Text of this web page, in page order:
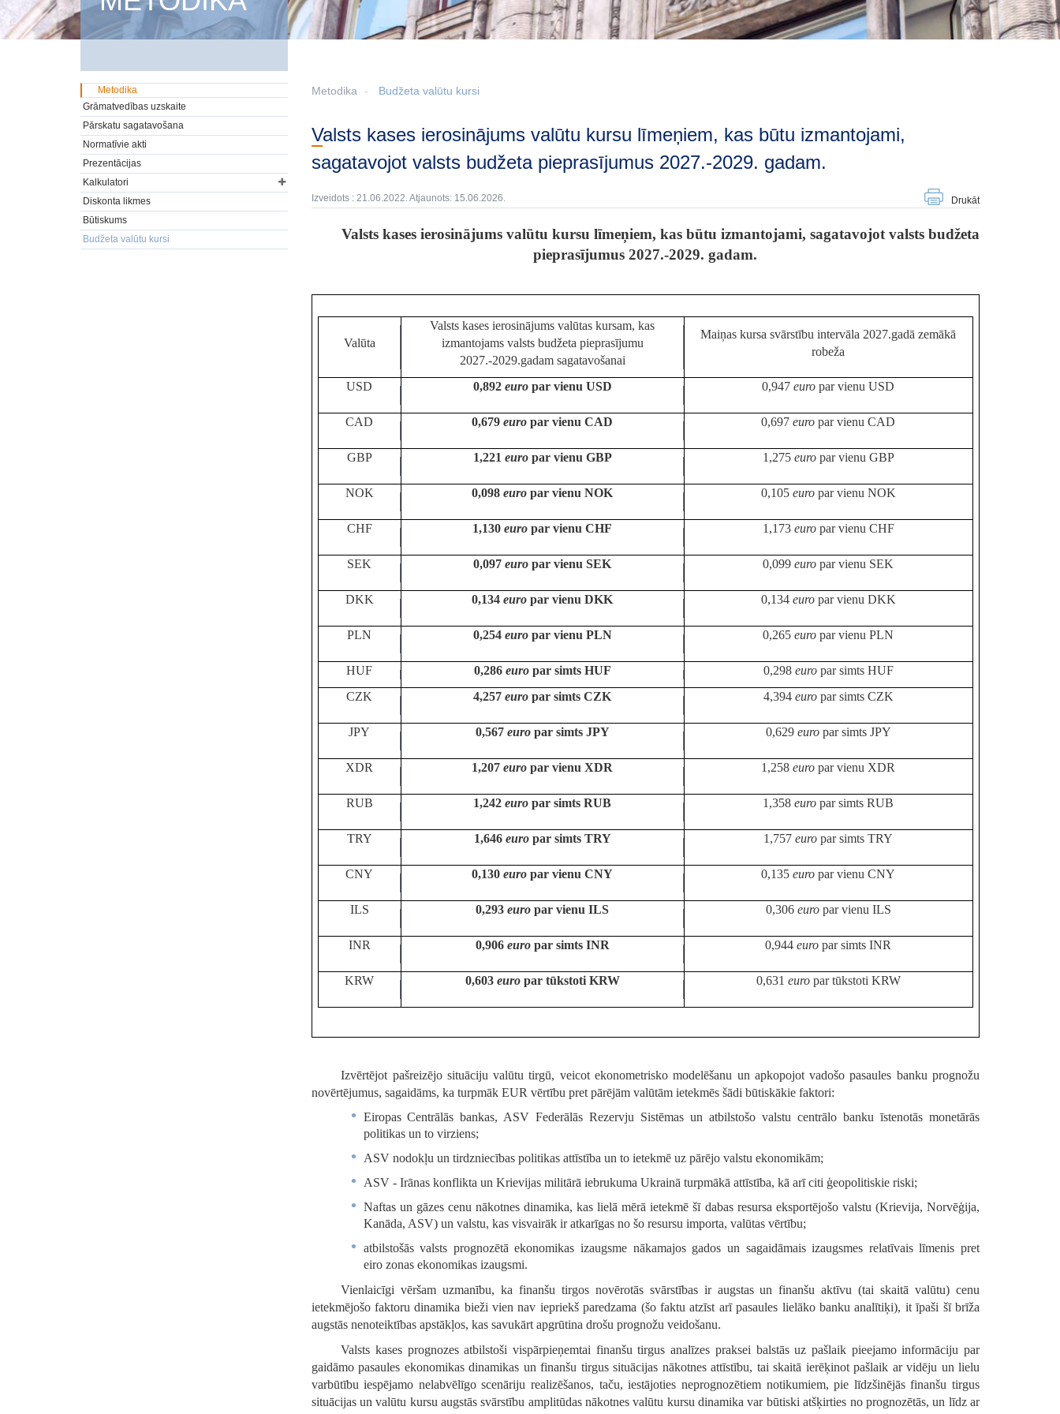
Metodika Budžeta valūtu kursi
Valsts kases ierosinājums valūtu kursu līmeņiem, kas būtu izmantojami,
sagatavojot valsts budžeta pieprasījumus 2027.-2029. gadam.
Izveidots : 21.06.2022. Atjaunots: 15.06.2026. Drukāt
Valsts kases ierosinājums valūtu kursu līmeņiem, kas būtu izmantojami, sagatavojot valsts budžeta
pieprasījumus 2027.-2029. gadam.
Valūta
Valsts kases ierosinājums valūtas kursam, kas
izmantojams valsts budžeta pieprasījumu
2027.-2029.gadam sagatavošanai
Maiņas kursa svārstību intervāla 2027.gadā zemākā
robeža
USD 0,892 europar vienu USD 0,947euro par vienu USD
CAD 0,679euro par vienu CAD 0,697euro par vienu CAD
GBP 1,221 europar vienu GBP 1,275 europar vienu GBP
NOK 0,098euro par vienu NOK 0,105 europar vienu NOK
CHF 1,130euro par vienu CHF 1,173 europar vienu CHF
SEK 0,097euro par vienu SEK 0,099euro par vienu SEK
DKK 0,134euro par vienu DKK 0,134 europar vienu DKK
PLN 0,254 europar vienu PLN 0,265euro par vienu PLN
HUF 0,286 europar simts HUF 0,298 europar simts HUF
CZK
4,257euro par simts CZK 4,394 europar simts CZK
JPY 0,567 europar simts JPY 0,629 europar simts JPY
XDR 1,207euro par vienu XDR 1,258euro par vienu XDR
RUB 1,242euro par simts RUB 1,358euro par simts RUB
TRY 1,646 europar simts TRY 1,757euro par simts TRY
CNY 0,130euro par vienu CNY 0,135euro par vienu CNY
ILS 0,293euro par vienu ILS 0,306 europar vienu ILS
INR 0,906 europar simts INR 0,944euro par simts INR
KRW 0,603europar tūkstoti KRW 0,631 europar tūkstoti KRW
Izvērtējot pašreizējo situāciju valūtu tirgū, veicot ekonometrisko modelēšanu un apkopojot vadošo pasaules banku prognožu
novērtējumus, sagaidāms, ka turpmāk EUR vērtību pret pārējām valūtām ietekmēs šādi būtiskākie faktori:
Eiropas Centrālās bankas, ASV Federālās Rezervju Sistēmas un atbilstošo valstu centrālo banku īstenotās monetārās
politikas un to virziens;
ASV nodokļu un tirdzniecības politikas attīstība un to ietekmē uz pārējo valstu ekonomikām;
ASV - Irānas konflikta un Krievijas militārā iebrukuma Ukrainā turpmākā attīstība, kā arīciti ģeopolitiskie riski;
Naftas un gāzes cenu nākotnes dinamika, kas lielā mērā ietekmē šī dabas resursa eksportējošo valstu (Krievija, Norvēģija,
Kanāda, ASV) un valstu, kas visvairāk ir atkarīgas no šo resursu importa, valūtas vērtību;
atbilstošās valsts prognozētā ekonomikas izaugsme nākamajos gados un sagaidāmais izaugsmes relatīvais līmenis pret
eiro zonas ekonomikas izaugsmi.
Vienlaicīgi vēršam uzmanību, ka finanšu tirgos novērotās svārstības ir augstas un finanšu aktīvu (tai skaitā valūtu) cenu
ietekmējošo faktoru dinamika bieži vien nav iepriekš paredzama (šo faktu atzīst arī pasaules lielāko banku analītiķi), it īpaši šī brīža
augstās nenoteiktības apstākļos, kas savukārt apgrūtina drošu prognožu veidošanu.
Valsts kases prognozes atbilstoši vispārpieņemtai finanšu tirgus analīzes praksei balstās uz pašlaik pieejamo informāciju par
gaidāmo pasaules ekonomikas dinamikas un finanšu tirgus situācijas nākotnes attīstību, tai skaitā ierēķinot pašlaik ar vidēju un lielu
varbūtību iespējamo nelabvēlīgo scenāriju realizēšanos, taču, iestājoties neprognozētiem notikumiem, pie līdzšinējās finanšu tirgus
situācijas un valūtu kursu augstās svārstību amplitūdas nākotnes valūtu kursu dinamika var būtiski atšķirties no prognozētās, un līdz ar
Metodika
Grāmatvedības uzskaite
Pārskatu sagatavošana
Normatīvie akti
Prezentācijas
Kalkulatori
Diskonta likmes
Būtiskums
Budžeta valūtu kursi